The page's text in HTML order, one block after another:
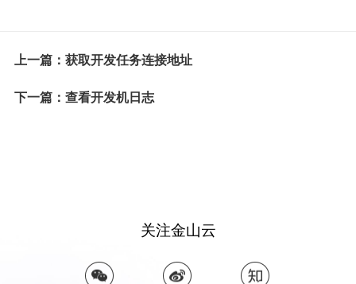
上一篇：获取开发任务连接地址
下一篇：查看开发机日志
关注金山云